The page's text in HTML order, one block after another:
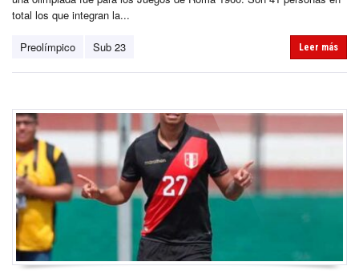
total los que integran la...
Preolímpico Sub 23 Leer más